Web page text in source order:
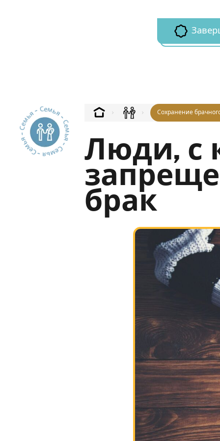
Семья - Семья - Семья - Семья - Семья -- Сохранение
Люди, с
брак